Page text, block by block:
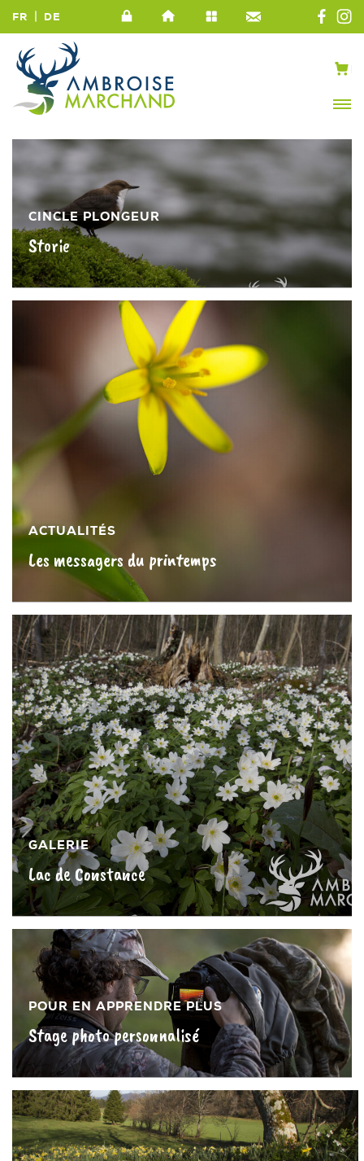
FR | DE
CINCLE PLONGEUR
Storie
»
ACTUALITÉS
Les messagers du printemps
En savoir plus »
GALERIE
Lac de Constance
»
POUR EN APPRENDRE PLUS
Stage photo personnalisé
»